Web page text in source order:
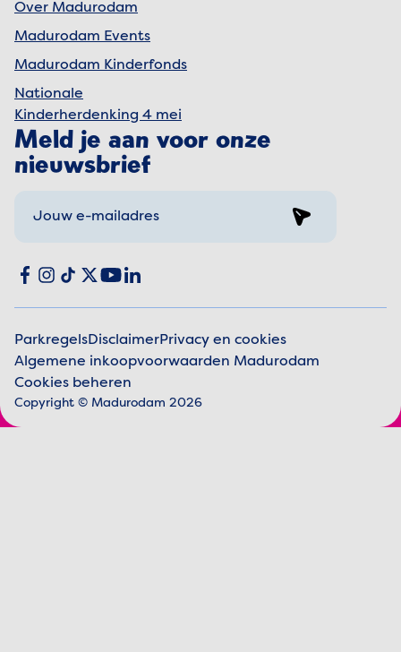
Over Madurodam
Madurodam Events
Madurodam Kinderfonds
Nationale
Kinderherdenking 4 mei
Meld je aan voor onze
nieuwsbrief
Social media
Facebook
Instagram
TikTok
X YouTube
LinkedIn
Juridische informatie
ParkregelsDisclaimerPrivacy en cookies
Algemene inkoopvoorwaarden Madurodam
Cookies beheren
Copyright © Madurodam 2026